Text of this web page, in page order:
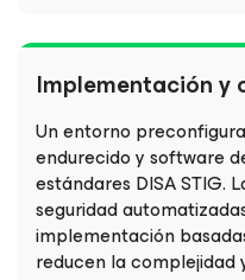
Implementación y
Un entorno
endurecido y software
estándares DISA STIG.
seguridad
implementación
reducen la